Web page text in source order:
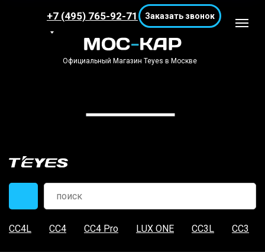
Официальный Магазин Teyes в Москве
+7 (495) 765-92-71 Заказать звонок
CC4L CC4 CC4 Pro LUX ONE CC3L CC3